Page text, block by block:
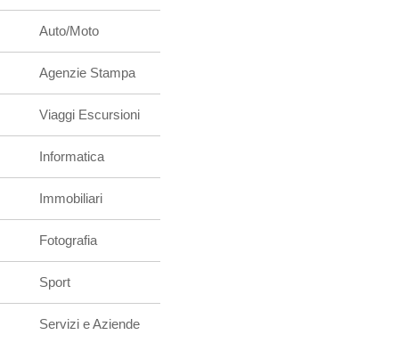
Auto/Moto
Agenzie Stampa
Viaggi Escursioni
Informatica
Immobiliari
Fotografia
Sport
Servizi e Aziende